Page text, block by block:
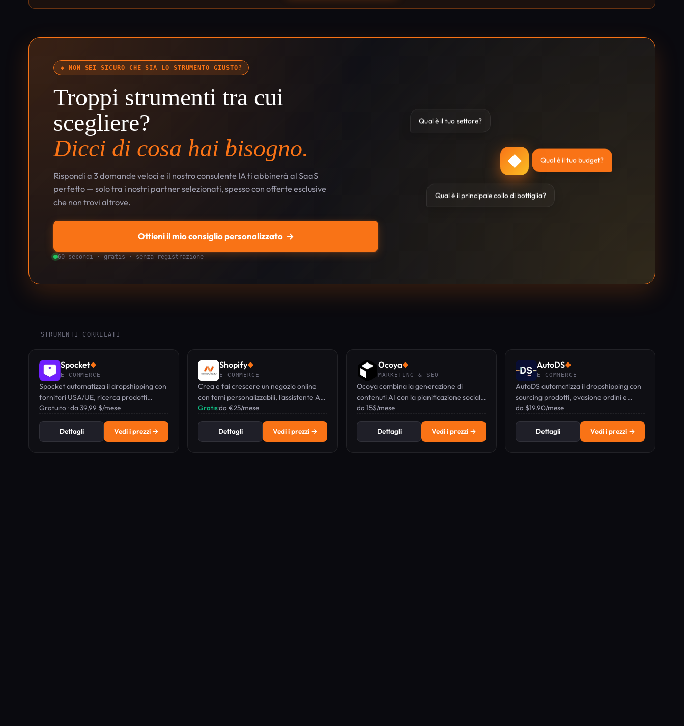
◆ NON SEI SICURO CHE SIA LO STRUMENTO GIUSTO?
Troppi strumenti tra cui
scegliere?
Dicci di cosa hai bisogno.
Rispondi a 3 domande veloci e il nostro consulente IA ti abbinerà al SaaS
perfetto — solo tra i nostri partner selezionati, spesso con offerte esclusive
che non trovi altrove.
Ottieni il mio consiglio personalizzato →
60 secondi · gratis · senza registrazione
Qual è il tuo settore?
Qual è il tuo budget?
Qual è il principale collo di bottiglia?
◆
STRUMENTI CORRELATI
Spocket◆
E-COMMERCE
Spocket automatizza il dropshipping con
fornitori USA/UE, ricerca prodotti
tramite AI e nessun MOQ — usato da
gratuito per iniziare.
Gratuito · da 39,99 $/mese
Dettagli Vedi i prezzi →
Shopify◆
E-COMMERCE
Crea e fai crescere un negozio online
con temi personalizzabili, l'assistente AI
Sidekick e la vendita multicanale. Piani
Gratis·da €25/mese
Dettagli Vedi i prezzi →
Ocoya◆
MARKETING & SEO
Ocoya combina la generazione di
contenuti AI con la pianificazione social e
i testi per e-commerce in un unico
da 15$/mese
Dettagli Vedi i prezzi →
AutoDS◆
E-COMMERCE
AutoDS automatizza il dropshipping con
sourcing prodotti, evasione ordini e
monitoraggio prezzi, tutto in un unico
da $19.90/mese
Dettagli Vedi i prezzi →